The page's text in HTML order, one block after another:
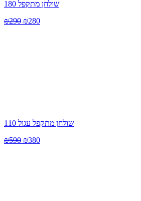
שולחן מתקפל 180
₪290 ₪280
שולחן מתקפל עגול 110
₪590 ₪380